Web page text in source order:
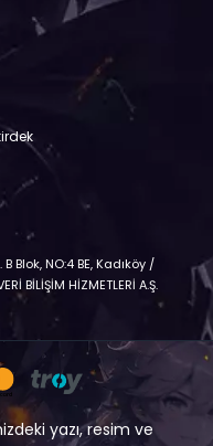
Blok, NO:4 BE, Kadıköy /
BİLİŞİM HİZMETLERİ A.Ş.
yazı, resim ve